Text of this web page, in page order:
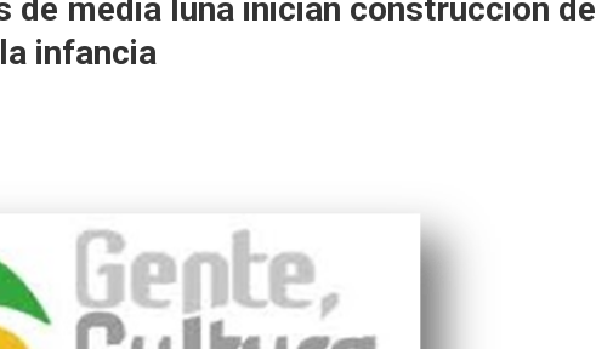
de media luna inician construcción de
infancia